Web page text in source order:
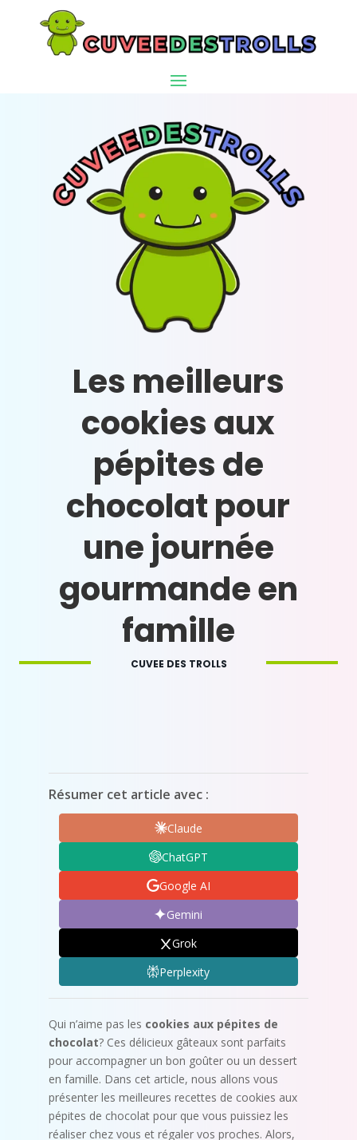
Les meilleurs
cookies aux
pépites de
chocolat pour
une journée
gourmande en
famille
CUVEE DES TROLLS
Résumer cet article avec :
Claude
ChatGPT
Google AI
Gemini
Grok
Perplexity
Qui n’aime pas les cookies aux pépites de
chocolat? Ces délicieux gâteaux sont parfaits
pour accompagner un bon goûter ou un dessert
en famille. Dans cet article, nous allons vous
présenter les meilleures recettes de cookies aux
pépites de chocolat pour que vous puissiez les
réaliser chez vous et régaler vos proches. Alors,